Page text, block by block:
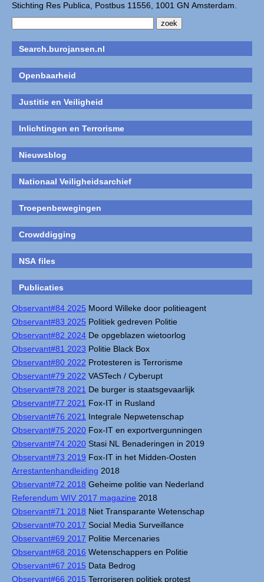
Stichting Res Publica, Postbus 11556, 1001 GN Amsterdam.
Search.burojansen.nl
Openbaarheid
Justitie en Veiligheid
Inlichtingen en Terrorisme
Nieuwsblog
Nationaal Veiligheidsarchief
Troepenbewegingen
Crowddigging
NSA files
Publicaties
Observant#84 2025 Moord Willeke door politieagent
Observant#83 2025 Politiek gedreven Politie
Observant#82 2024 De opgeblazen wietoorlog
Observant#81 2023 Politie Black Box
Observant#80 2022 Protesteren is Terrorisme
Observant#79 2022 VASTech / Cyberupt
Observant#78 2021 De burger is staatsgevaarlijk
Observant#77 2021 Fox-IT in Rusland
Observant#76 2021 Integrale Nepwetenschap
Observant#75 2020 Fox-IT en exportvergunningen
Observant#74 2020 Stasi NL Benaderingen in 2019
Observant#73 2019 Fox-IT in het Midden-Oosten
Arrestantenhandleiding 2018
Observant#72 2018 Geheime politie van Nederland
Referendum WIV 2017 magazine 2018
Observant#71 2018 Niet Transparante Wetenschap
Observant#70 2017 Social Media Surveillance
Observant#69 2017 Politie Mercenaries
Observant#68 2016 Wetenschappers en Politie
Observant#67 2015 Data Bedrog
Observant#66 2015 Terroriseren politiek protest